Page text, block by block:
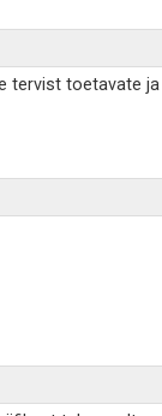
tervist toetavate